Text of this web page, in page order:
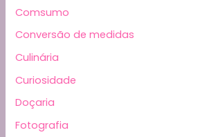
Comsumo
Conversão de medidas
Culinária
Curiosidade
Doçaria
Fotografia